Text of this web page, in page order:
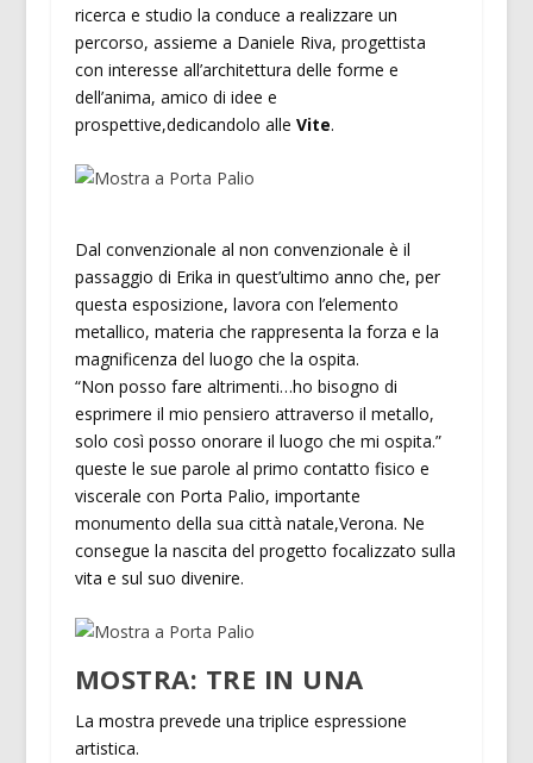
ricerca e studio la conduce a realizzare un
percorso, assieme a Daniele Riva, progettista
con interesse all’architettura delle forme e
dell’anima, amico di idee e
prospettive,dedicandolo alle Vite.
Dal convenzionale al non convenzionale è il
passaggio di Erika in quest’ultimo anno che, per
questa esposizione, lavora con l’elemento
metallico, materia che rappresenta la forza e la
magnificenza del luogo che la ospita.
“Non posso fare altrimenti…ho bisogno di
esprimere il mio pensiero attraverso il metallo,
solo così posso onorare il luogo che mi ospita.”
queste le sue parole al primo contatto fisico e
viscerale con Porta Palio, importante
monumento della sua città natale,Verona. Ne
consegue la nascita del progetto focalizzato sulla
vita e sul suo divenire.
MOSTRA: TRE IN UNA
La mostra prevede una triplice espressione
artistica.